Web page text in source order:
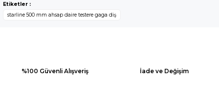
kullanarak tarafımıza iletebilirsiniz.
Görüş ve önerileriniz için teşekkür ederiz.
Ürün bilgilerinde hatalar bulunuyor.
Etiketler :
starline 500 mm ahsap daire testere gaga diş
%100 Güvenli Alışveriş İade ve Değişim